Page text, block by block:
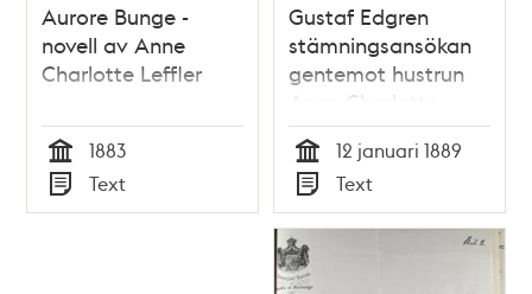
Aurore Bunge -
novell av Anne
Charlotte Leffler
Tid
1883
Typ
Text
Gustaf Edgren
stämningsansökan
gentemot hustrun
Anne Charlotte
Leffler 1889
Tid
12 januari 1889
Typ
Text